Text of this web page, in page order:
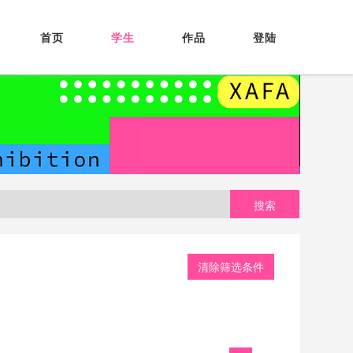
首页 学生 作品 登陆
搜索
清除筛选条件